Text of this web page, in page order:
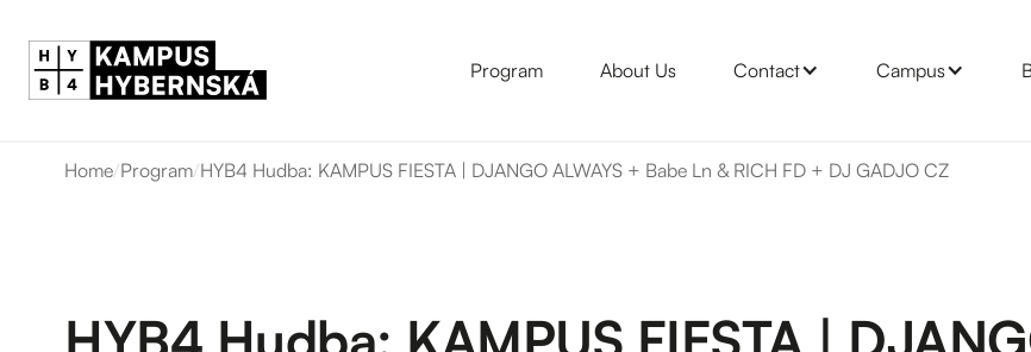
Program About Us Contact Campus
Home/Program/HYB4 Hudba: KAMPUS FIESTA | DJANGO ALWAYS + Babe Ln & RICH FD + DJ GADJO CZ